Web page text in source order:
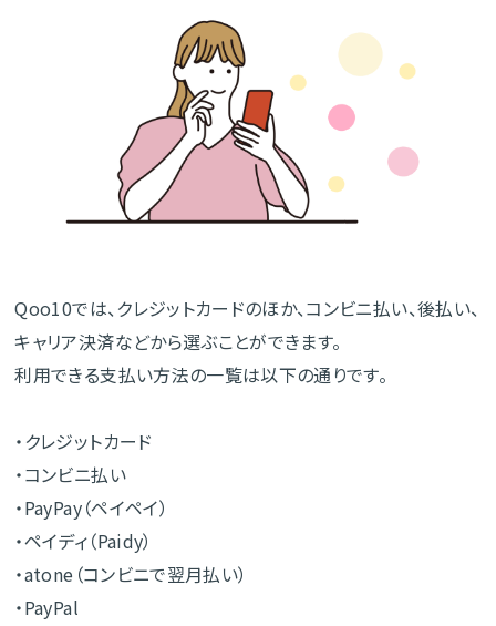
Qoo10では、クレジットカードのほか、コンビニ払い、後払い、
キャリア決済などから選ぶことができます。
利用できる支払い方法の一覧は以下の通りです。
・クレジットカード
・コンビニ払い
・PayPay（ペイペイ）
・ペイディ（Paidy）
・atone（コンビニで翌月払い）
・PayPal